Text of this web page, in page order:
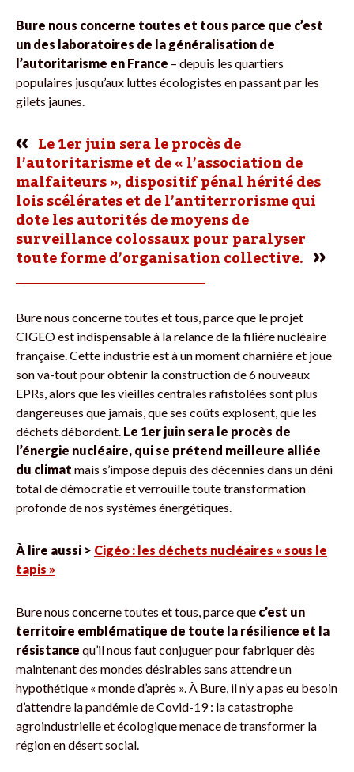
Bure nous concerne toutes et tous parce que c’est
un des laboratoires de la généralisation de
l’autoritarisme en France – depuis les quartiers
populaires jusqu’aux luttes écologistes en passant par les
gilets jaunes.
Le 1er juin sera le procès de
l’autoritarisme et de « l’association de
malfaiteurs », dispositif pénal hérité des
lois scélérates et de l’antiterrorisme qui
dote les autorités de moyens de
surveillance colossaux pour paralyser
toute forme d’organisation collective.
Bure nous concerne toutes et tous, parce que le projet
CIGEO est indispensable à la relance de la filière nucléaire
française. Cette industrie est à un moment charnière et joue
son va-tout pour obtenir la construction de 6 nouveaux
EPRs, alors que les vieilles centrales rafistolées sont plus
dangereuses que jamais, que ses coûts explosent, que les
déchets débordent. Le 1er juin sera le procès de
l’énergie nucléaire, qui se prétend meilleure alliée
du climat mais s’impose depuis des décennies dans un déni
total de démocratie et verrouille toute transformation
profonde de nos systèmes énergétiques.
À lire aussi > Cigéo : les déchets nucléaires « sous le
tapis »
Bure nous concerne toutes et tous, parce que c’est un
territoire emblématique de toute la résilience et la
résistance qu’il nous faut conjuguer pour fabriquer dès
maintenant des mondes désirables sans attendre un
hypothétique « monde d’après ». À Bure, il n’y a pas eu besoin
d’attendre la pandémie de Covid-19 : la catastrophe
agroindustrielle et écologique menace de transformer la
région en désert social.